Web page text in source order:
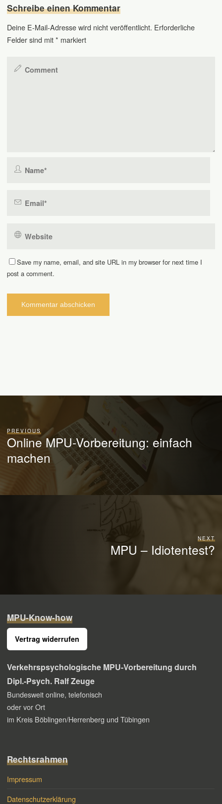
Schreibe einen Kommentar
Deine E-Mail-Adresse wird nicht veröffentlicht. Erforderliche
Felder sind mit* markiert
Save my name, email, and site URL in my browser for next time I
post a comment.
PREVIOUS
Online MPU-Vorbereitung: einfach
machen
NEXT
MPU – Idiotentest?
MPU-Know-how
Vertrag widerrufen
Verkehrspsychologische MPU-Vorbereitung durch
Dipl.-Psych. Ralf Zeuge
Bundesweit online, telefonisch
oder vor Ort
im Kreis Böblingen/Herrenberg und Tübingen
Rechtsrahmen
Impressum
Datenschutzerklärung